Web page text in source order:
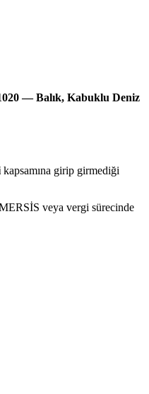
— Balık, Kabuklu Deniz
kapsamına girip girmediği
veya vergi sürecinde